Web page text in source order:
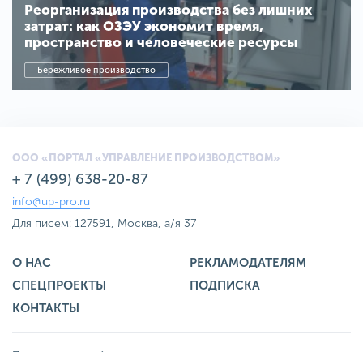
Реорганизация производства без лишних
затрат: как ОЗЭУ экономит время,
пространство и человеческие ресурсы
Бережливое производство
ООО «ПОРТАЛ «УПРАВЛЕНИЕ ПРОИЗВОДСТВОМ»
+ 7 (499) 638-20-87
info@up-pro.ru
Для писем: 127591, Москва, а/я 37
О НАС
РЕКЛАМОДАТЕЛЯМ
СПЕЦПРОЕКТЫ
ПОДПИСКА
КОНТАКТЫ